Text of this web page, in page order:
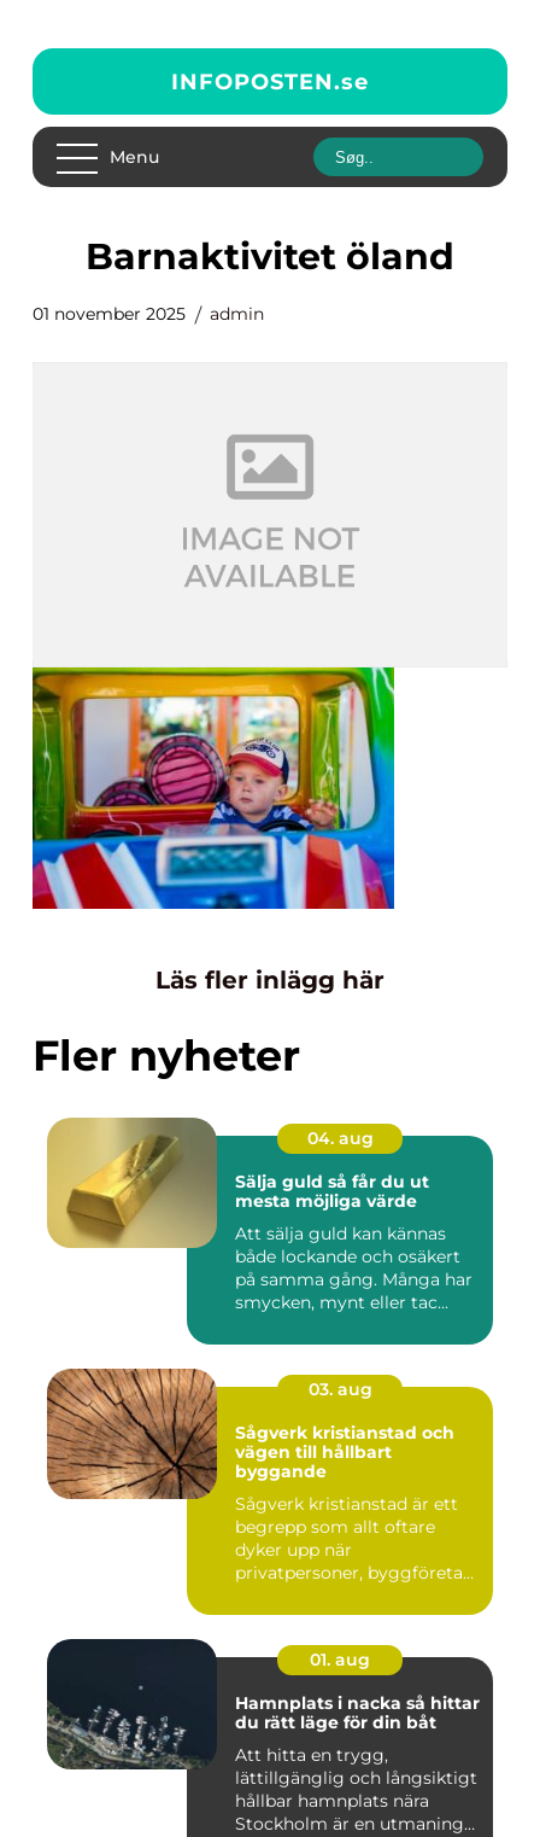
INFOPOSTEN.se
Menu
barnaktivitet öland
01 november 2025 admin
Läs fler inlägg här
Fler nyheter
04. aug
Sälja guld så får du ut
mesta möjliga värde
Att sälja guld kan kännas
både lockande och osäkert
på samma gång. Många har
smycken, mynt eller tac...
03. aug
Sågverk kristianstad och
vägen till hållbart
byggande
Sågverk kristianstad är ett
begrepp som allt oftare
dyker upp när
privatpersoner, byggföretag
01. aug
Hamnplats i nacka så hittar
du rätt läge för din båt
Att hitta en trygg,
lättillgänglig och långsiktigt
hållbar hamnplats nära
Stockholm är en utmaning